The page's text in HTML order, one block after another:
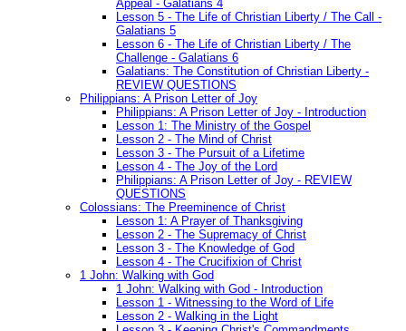
Appeal - Galatians 4
Lesson 5 - The Life of Christian Liberty / The Call -
Galatians 5
Lesson 6 - The Life of Christian Liberty / The
Challenge - Galatians 6
Galatians: The Constitution of Christian Liberty -
REVIEW QUESTIONS
Philippians: A Prison Letter of Joy
Philippians: A Prison Letter of Joy - Introduction
Lesson 1: The Ministry of the Gospel
Lesson 2 - The Mind of Christ
Lesson 3 - The Pursuit of a Lifetime
Lesson 4 - The Joy of the Lord
Philippians: A Prison Letter of Joy - REVIEW
QUESTIONS
Colossians: The Preeminence of Christ
Lesson 1: A Prayer of Thanksgiving
Lesson 2 - The Supremacy of Christ
Lesson 3 - The Knowledge of God
Lesson 4 - The Crucifixion of Christ
1 John: Walking with God
1 John: Walking with God - Introduction
Lesson 1 - Witnessing to the Word of Life
Lesson 2 - Walking in the Light